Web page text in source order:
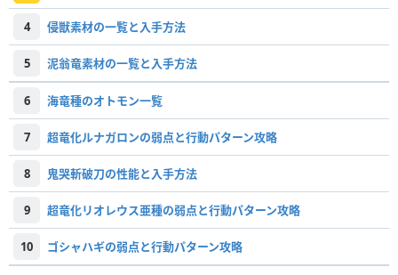
4 侵獣素材の一覧と入手方法
5 泥翁竜素材の一覧と入手方法
6 海竜種のオトモン一覧
7 超竜化ルナガロンの弱点と行動パターン攻略
8 鬼哭斬破刀の性能と入手方法
9 超竜化リオレウス亜種の弱点と行動パターン攻略
10 ゴシャハギの弱点と行動パターン攻略